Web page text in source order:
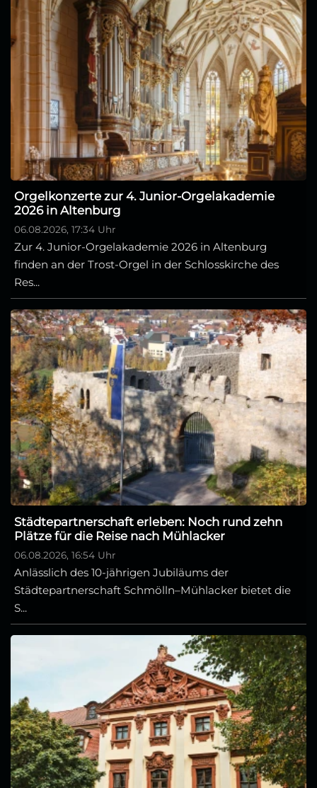
Orgelkonzerte zur 4. Junior-Orgelakademie
2026 in Altenburg
06.08.2026, 17:34 Uhr
Zur 4. Junior-Orgelakademie 2026 in Altenburg
finden an der Trost-Orgel in der Schlosskirche des
Res...
Städtepartnerschaft erleben: Noch rund zehn
Plätze für die Reise nach Mühlacker
06.08.2026, 16:54 Uhr
Anlässlich des 10-jährigen Jubiläums der
Städtepartnerschaft Schmölln–Mühlacker bietet die
S...